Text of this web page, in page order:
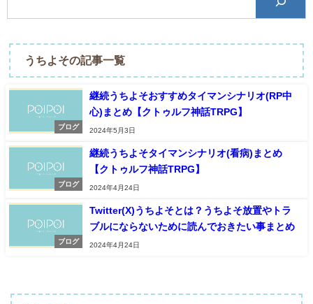
うちよその記事一覧
ブログ
継続うちよそおすすめタイマンシナリオ(RP中
心)まとめ【クトゥルフ神話TRPG】
2024年5月3日
ブログ
継続うちよそタイマンシナリオ(看病)まとめ
【クトゥルフ神話TRPG】
2024年4月24日
ブログ
Twitter(X)うちよそとは？うちよそ放置やトラ
ブルにならないために読んでおきたい事まとめ
2024年4月24日